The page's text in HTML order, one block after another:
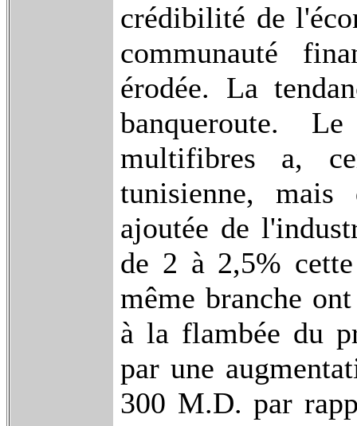
crédibilité de
communauté
érodée. La
banqueroute.
multifibres a,
tunisienne,
ajoutée de
de 2 à 2,5%
même branche
à la flambée du
par une
300 M.D. par